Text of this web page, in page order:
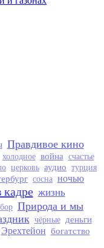
Правдивое кино
холодное война счастье
церковь аудио турция
сосна ночью
жизнь
Природа и мы
чёрные деньги
Эрехтейон богатство